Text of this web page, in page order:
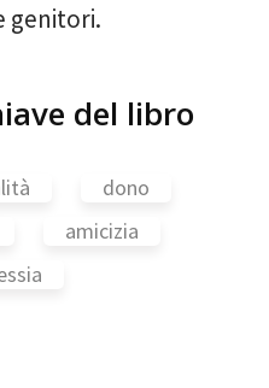
genitori.
del libro
dono
amicizia